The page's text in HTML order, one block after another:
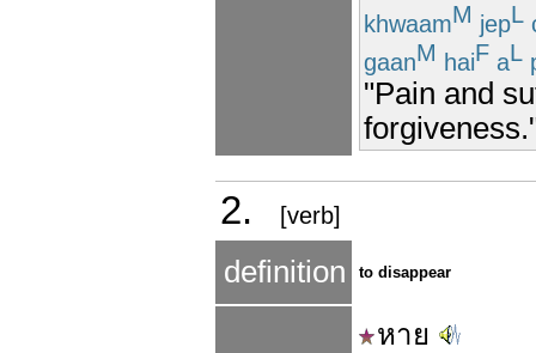
khwaamM jepL
gaanM haiF aL
"Pain and
2. [verb]
definition to disappear
หาย